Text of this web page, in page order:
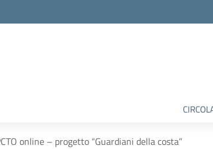
online – progetto “Guardiani della costa”